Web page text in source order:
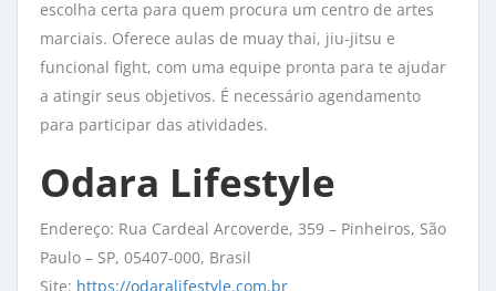
escolha certa para quem procura um centro de artes
marciais. Oferece aulas de muay thai, jiu-jitsu e
funcional fight, com uma equipe pronta para te ajudar
a atingir seus objetivos. É necessário agendamento
para participar das atividades.
Odara Lifestyle
Endereço: Rua Cardeal Arcoverde, 359 – Pinheiros, São
Paulo – SP, 05407-000, Brasil
Site: https://odaralifestyle.com.br